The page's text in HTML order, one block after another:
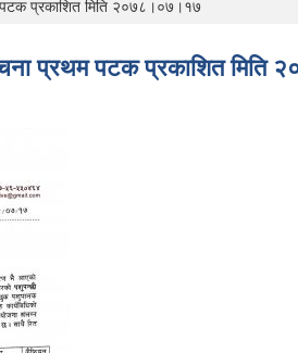
प्रकाशित मिति २०७८।०७।१७
प्रथम पटक प्रकाशित